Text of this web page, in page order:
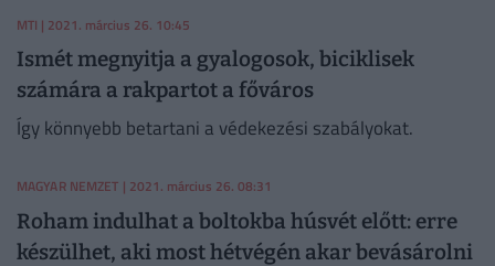
MTI | 2021. március 26. 10:45
Ismét megnyitja a gyalogosok, biciklisek
számára a rakpartot a főváros
Így könnyebb betartani a védekezési szabályokat.
MAGYAR NEMZET | 2021. március 26. 08:31
Roham indulhat a boltokba húsvét előtt: erre
készülhet, aki most hétvégén akar bevásárolni